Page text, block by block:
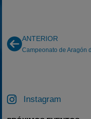
ANTERIOR
Instagram